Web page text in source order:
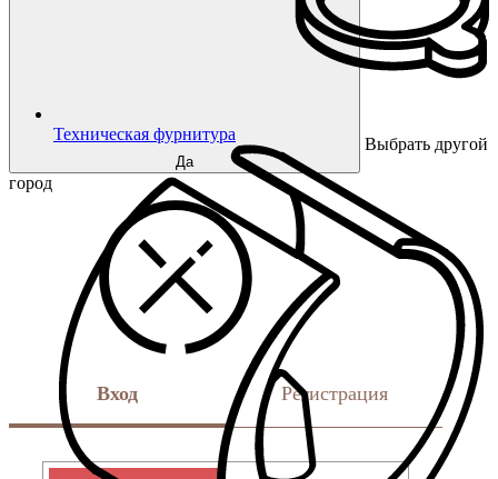
Техническая фурнитура
Да
Выбрать другой
город
Вход Регистрация